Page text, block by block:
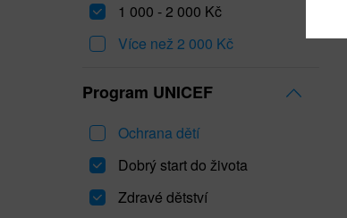
1 000 - 2 000 Kč
Více než 2 000 Kč
Program UNICEF
Ochrana dětí
Dobrý start do života
Zdravé dětství